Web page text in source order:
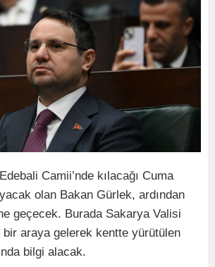
Camii’nde kılacağı Cuma
olan Bakan Gürlek, ardından
geçecek. Burada Sakarya Valisi
bir araya gelerek kentte yürütülen
bilgi alacak.